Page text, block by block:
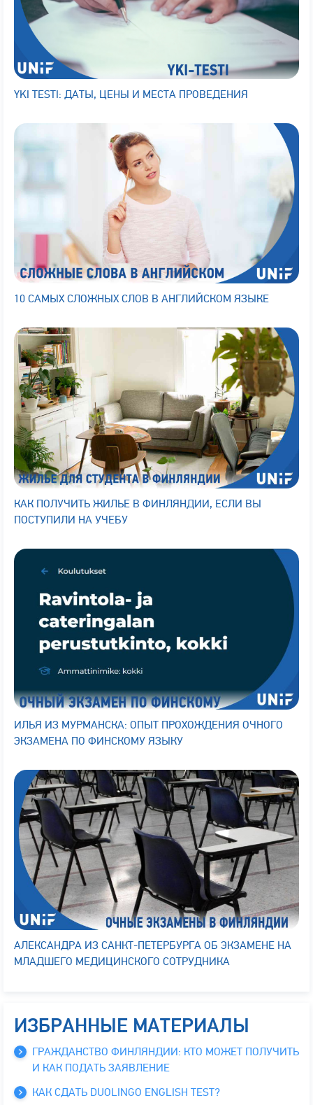
YKI TESTI: ДАТЫ, ЦЕНЫ И МЕСТА ПРОВЕДЕНИЯ
10 САМЫХ СЛОЖНЫХ СЛОВ В АНГЛИЙСКОМ ЯЗЫКЕ
КАК ПОЛУЧИТЬ ЖИЛЬЕ В ФИНЛЯНДИИ, ЕСЛИ ВЫ
ПОСТУПИЛИ НА УЧЕБУ
ИЛЬЯ ИЗ МУРМАНСКА: ОПЫТ ПРОХОЖДЕНИЯ ОЧНОГО
ЭКЗАМЕНА ПО ФИНСКОМУ ЯЗЫКУ
АЛЕКСАНДРА ИЗ САНКТ-ПЕТЕРБУРГА ОБ ЭКЗАМЕНЕ НА
МЛАДШЕГО МЕДИЦИНСКОГО СОТРУДНИКА
ИЗБРАННЫЕ МАТЕРИАЛЫ
ГРАЖДАНСТВО ФИНЛЯНДИИ: КТО МОЖЕТ ПОЛУЧИТЬ
И КАК ПОДАТЬ ЗАЯВЛЕНИЕ
КАК СДАТЬ DUOLINGO ENGLISH TEST?